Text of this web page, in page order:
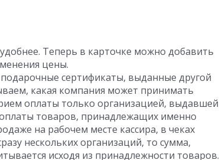
Теперь в карточке можно добавить
цены.
сертификаты, выданные другой
какая компания может принимать
оплаты только организацией, выдавшей
товаров, принадлежащих именно
на рабочем месте кассира, в чеках
нескольких организаций, то сумма,
исходя из принадлежности товаров.